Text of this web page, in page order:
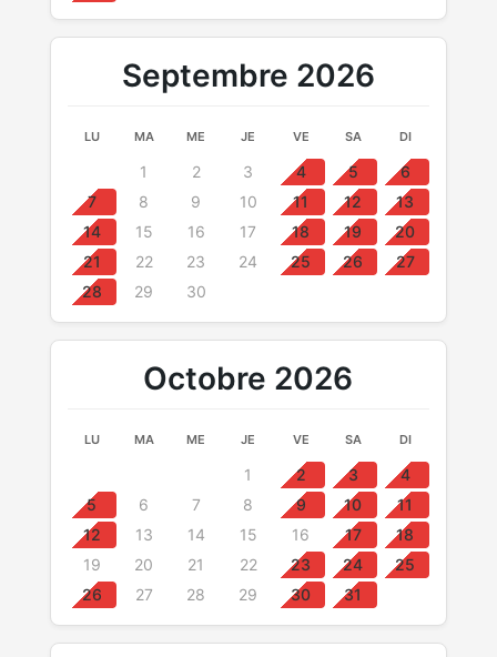
Septembre 2026
LU MA ME JE VE SA DI
1 2 3 4 5
6
7
8 9 10 11 12
13
14
15 16 17 18 19
20
21
22 23 24 25 26
27
28
29 30
Octobre 2026
LU MA ME JE VE SA DI
1 2 3
4
5
6 7 8 9 10
11
12
13 14 15 16 17
18
19
20 21 22 23 24
25
26
27 28 29 30 31